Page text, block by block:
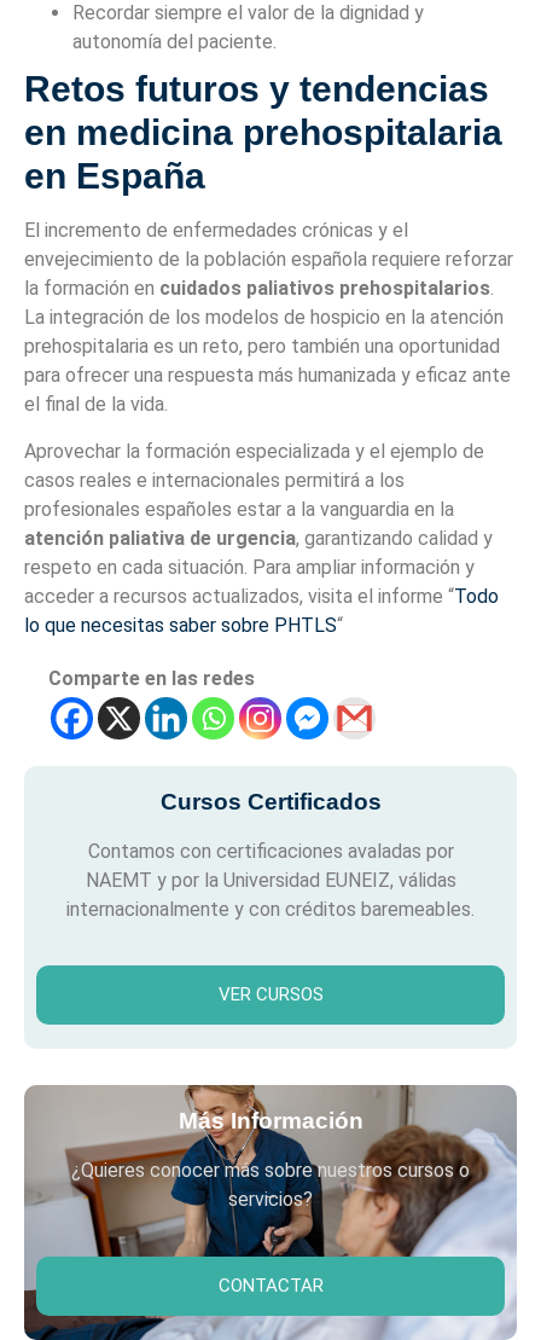
Recordar siempre el valor de la dignidad y
autonomía del paciente.
Retos futuros y tendencias
en medicina prehospitalaria
en España
El incremento de enfermedades crónicas y el
envejecimiento de la población española requiere reforzar
la formación en cuidados paliativos prehospitalarios.
La integración de los modelos de hospicio en la atención
prehospitalaria es un reto, pero también una oportunidad
para ofrecer una respuesta más humanizada y eficaz ante
el final de la vida.
Aprovechar la formación especializada y el ejemplo de
casos reales e internacionales permitirá a los
profesionales españoles estar a la vanguardia en la
atención paliativa de urgencia, garantizando calidad y
respeto en cada situación. Para ampliar información y
acceder a recursos actualizados, visita el informe “Todo
lo que necesitas saber sobre PHTLS“
Comparte en las redes
Cursos Certificados
Contamos con certificaciones avaladas por
NAEMT y por la Universidad EUNEIZ, válidas
internacionalmente y con créditos baremeables.
VER CURSOS
Más Información
¿Quieres conocer más sobre nuestros cursos o
servicios?
CONTACTAR